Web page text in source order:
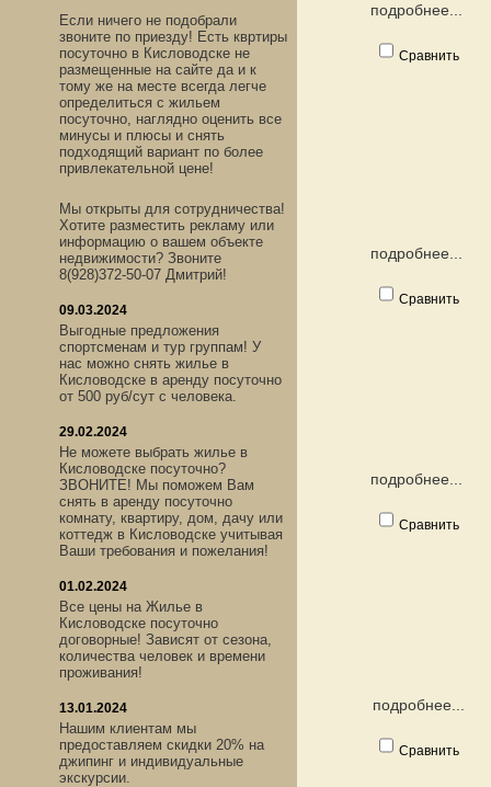
подробнее...
Сравнить
подробнее...
Сравнить
подробнее...
Сравнить
подробнее...
Сравнить
Если ничего не подобрали
звоните по приезду! Есть квртиры
посуточно в Кисловодске не
размещенные на сайте да и к
тому же на месте всегда легче
определиться с жильем
посуточно, наглядно оценить все
минусы и плюсы и снять
подходящий вариант по более
привлекательной цене!
Мы открыты для сотрудничества!
Хотите разместить рекламу или
информацию о вашем объекте
недвижимости? Звоните
8(928)372-50-07 Дмитрий!
09.03.2024
Выгодные предложения
спортсменам и тур группам! У
нас можно снять жилье в
Кисловодске в аренду посуточно
от 500 руб/сут с человека.
29.02.2024
Не можете выбрать жилье в
Кисловодске посуточно?
ЗВОНИТЕ! Мы поможем Вам
снять в аренду посуточно
комнату, квартиру, дом, дачу или
коттедж в Кисловодске учитывая
Ваши требования и пожелания!
01.02.2024
Все цены на Жилье в
Кисловодске посуточно
договорные! Зависят от сезона,
количества человек и времени
проживания!
13.01.2024
Нашим клиентам мы
предоставляем скидки 20% на
джипинг и индивидуальные
экскурсии.